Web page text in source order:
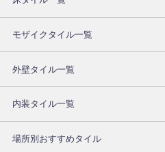
モザイクタイル一覧
外壁タイル一覧
内装タイル一覧
場所別おすすめタイル